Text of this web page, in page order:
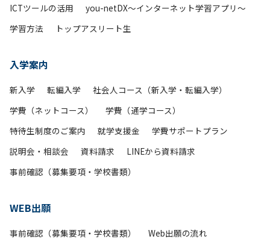
ICTツールの活用
you-netDX～インターネット学習アプリ～
学習方法
トップアスリート生
入学案内
新入学 転編入学
社会人コース（新入学・転編入学）
学費（ネットコース）
学費（通学コース）
特待生制度のご案内
就学支援金
学費サポートプラン
説明会・相談会
資料請求
LINEから資料請求
事前確認（募集要項・学校書類）
WEB出願
事前確認（募集要項・学校書類）
Web出願の流れ